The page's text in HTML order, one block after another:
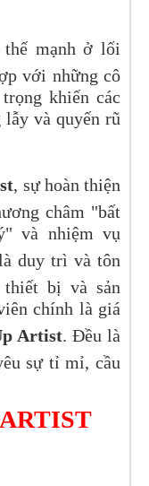
mạnh ở lối
với những cô
khiến các
và quyến rũ
, sự hoàn thiện
châm "bất
và nhiệm vụ
duy trì và tôn
bị và sản
chính là giá
Artist. Đều là
sự tỉ mỉ, cầu